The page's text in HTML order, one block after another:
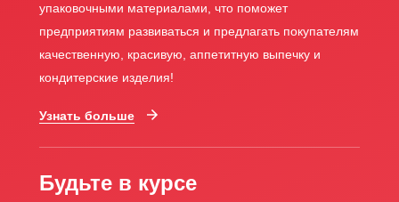
упаковочными материалами, что поможет
предприятиям развиваться и предлагать покупателям
качественную, красивую, аппетитную выпечку и
кондитерские изделия!
Узнать больше
Будьте в курсе